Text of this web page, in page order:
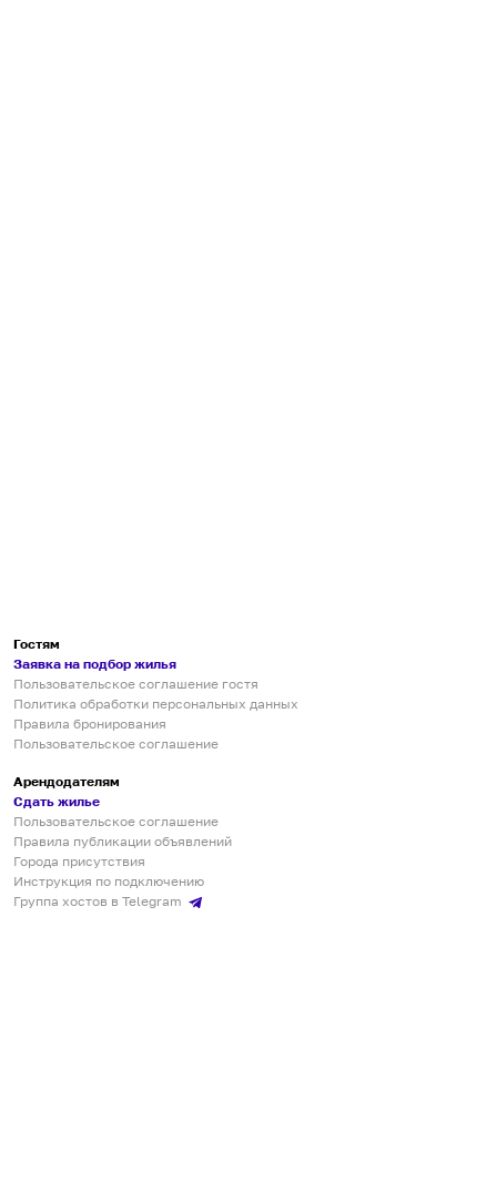
Гостям
Заявка на подбор жилья
Пользовательское соглашение гостя
Политика обработки персональных данных
Правила бронирования
Пользовательское соглашение
Арендодателям
Сдать жилье
Пользовательское соглашение
Правила публикации объявлений
Города присутствия
Инструкция по подключению
Группа хостов в Telegram